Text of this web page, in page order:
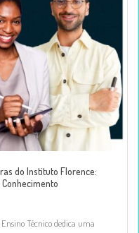
do Instituto Florence:
Ensino Técnico dedica uma